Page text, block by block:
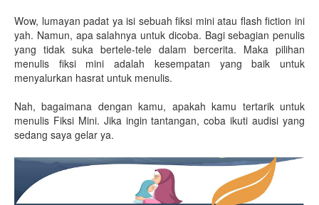
Wow, lumayan padat ya isi sebuah fiksi mini atau flash fiction ini
yah. Namun, apa salahnya untuk dicoba. Bagi sebagian penulis
yang tidak suka bertele-tele dalam bercerita. Maka pilihan
menulis fiksi mini adalah kesempatan yang baik untuk
menyalurkan hasrat untuk menulis.
Nah, bagaimana dengan kamu, apakah kamu tertarik untuk
menulis Fiksi Mini. Jika ingin tantangan, coba ikuti audisi yang
sedang saya gelar ya.